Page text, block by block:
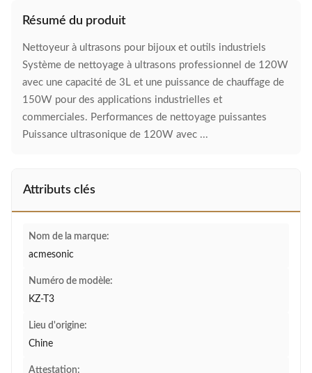
Résumé du produit
Nettoyeur à ultrasons pour bijoux et outils industriels
Système de nettoyage à ultrasons professionnel de 120W
avec une capacité de 3L et une puissance de chauffage de
150W pour des applications industrielles et
commerciales. Performances de nettoyage puissantes
Puissance ultrasonique de 120W avec ...
Attributs clés
Nom de la marque:
acmesonic
Numéro de modèle:
KZ-T3
Lieu d'origine:
Chine
Attestation: